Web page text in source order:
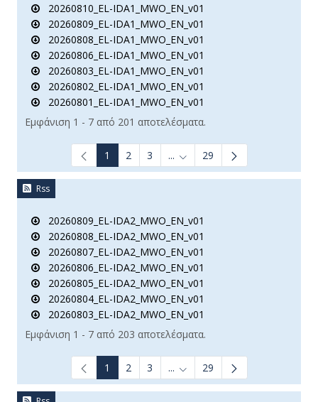
20260810_EL-IDA1_MWO_EN_v01
20260809_EL-IDA1_MWO_EN_v01
20260808_EL-IDA1_MWO_EN_v01
20260806_EL-IDA1_MWO_EN_v01
20260803_EL-IDA1_MWO_EN_v01
20260802_EL-IDA1_MWO_EN_v01
20260801_EL-IDA1_MWO_EN_v01
Εμφάνιση 1 - 7 από 201 αποτελέσματα.
1 2 3 ... Ενδιάμεσες σελίδες Use
29
Rss
20260809_EL-IDA2_MWO_EN_v01
20260808_EL-IDA2_MWO_EN_v01
20260807_EL-IDA2_MWO_EN_v01
20260806_EL-IDA2_MWO_EN_v01
20260805_EL-IDA2_MWO_EN_v01
20260804_EL-IDA2_MWO_EN_v01
20260803_EL-IDA2_MWO_EN_v01
Εμφάνιση 1 - 7 από 203 αποτελέσματα.
1 2 3 ... Ενδιάμεσες σελίδες Use
29